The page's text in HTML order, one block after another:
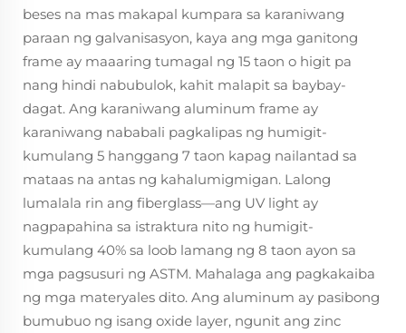
beses na mas makapal kumpara sa karaniwang
paraan ng galvanisasyon, kaya ang mga ganitong
frame ay maaaring tumagal ng 15 taon o higit pa
nang hindi nabubulok, kahit malapit sa baybay-
dagat. Ang karaniwang aluminum frame ay
karaniwang nababali pagkalipas ng humigit-
kumulang 5 hanggang 7 taon kapag nailantad sa
mataas na antas ng kahalumigmigan. Lalong
lumalala rin ang fiberglass—ang UV light ay
nagpapahina sa istraktura nito ng humigit-
kumulang 40% sa loob lamang ng 8 taon ayon sa
mga pagsusuri ng ASTM. Mahalaga ang pagkakaiba
ng mga materyales dito. Ang aluminum ay pasibong
bumubuo ng isang oxide layer, ngunit ang zinc